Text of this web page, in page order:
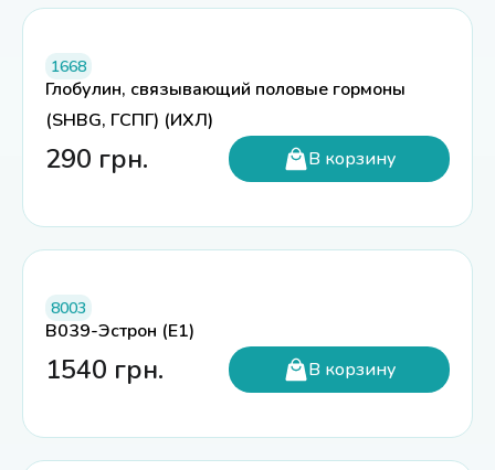
1668
Глобулин, связывающий половые гормоны
(SHBG, ГСПГ) (ИХЛ)
290 грн. В корзину
8003
B039-Эстрон (E1)
1540 грн. В корзину